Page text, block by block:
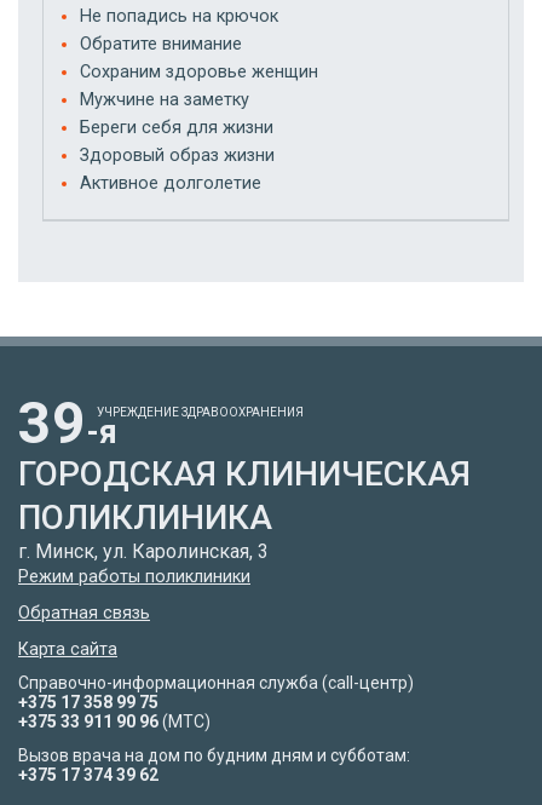
Не попадись на крючок
Обратите внимание
Сохраним здоровье женщин
Мужчине на заметку
Береги себя для жизни
Здоровый образ жизни
Активное долголетие
39-я
УЧРЕЖДЕНИЕ ЗДРАВООХРАНЕНИЯ
ГОРОДСКАЯ КЛИНИЧЕСКАЯ
ПОЛИКЛИНИКА
г. Минск, ул. Каролинская, 3
Режим работы поликлиники
Обратная связь
Карта сайта
Справочно-информационная служба (call-центр)
+375 17 358 99 75
+375 33 911 90 96(МТС)
Вызов врача на дом по будним дням и субботам:
+375 17 374 39 62